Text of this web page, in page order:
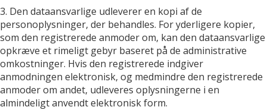
3. Den dataansvarlige udleverer en kopi af de
personoplysninger, der behandles. For yderligere kopier,
som den registrerede anmoder om, kan den dataansvarlige
opkræve et rimeligt gebyr baseret på de administrative
omkostninger. Hvis den registrerede indgiver
anmodningen elektronisk, og medmindre den registrerede
anmoder om andet, udleveres oplysningerne i en
almindeligt anvendt elektronisk form.